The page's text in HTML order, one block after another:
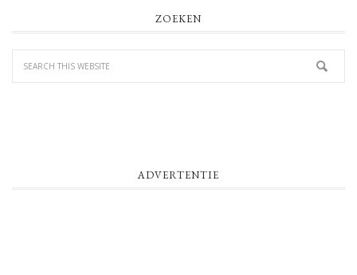
ZOEKEN
ADVERTENTIE